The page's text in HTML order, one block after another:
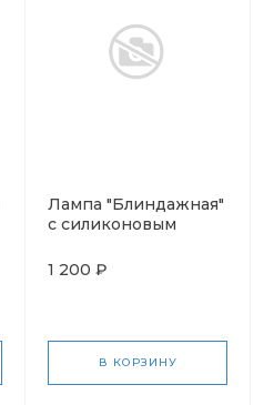
Лампа "Блиндажная"
с силиконовым
выключателем
1 200 ₽
В КОРЗИНУ